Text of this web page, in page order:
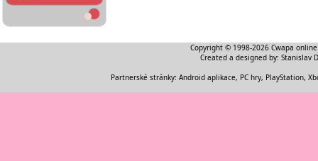
Copyright © 1998-2026 Cwapa
Created a designed by: Stanislav
Partnerské stránky: Android aplikace, PC hry, PlayStation,